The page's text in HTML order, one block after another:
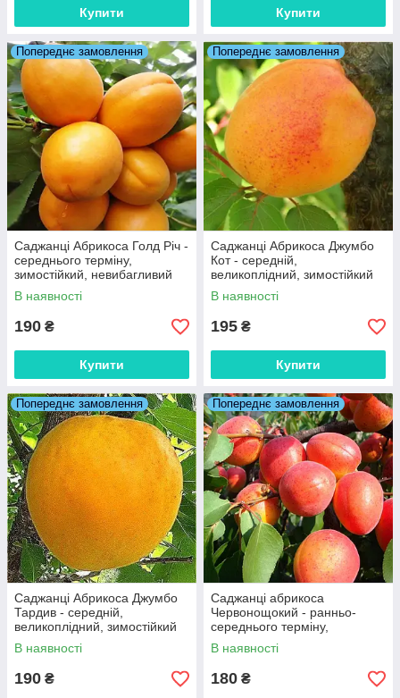
Купити Купити
Попереднє замовлення
Саджанці Абрикоса Голд Річ -
середнього терміну,
зимостійкий, невибагливий
В наявності
190 ₴
Купити
Попереднє замовлення
Саджанці Абрикоса Джумбо
Кот - середній,
великоплідний, зимостійкий
В наявності
195 ₴
Купити
Попереднє замовлення
Саджанці Абрикоса Джумбо
Тардив - середній,
великоплідний, зимостійкий
В наявності
190 ₴
Попереднє замовлення
Саджанці абрикоса
Червонощокий - ранньо-
середнього терміну,
зимостійкий, невибагливий.
В наявності
180 ₴